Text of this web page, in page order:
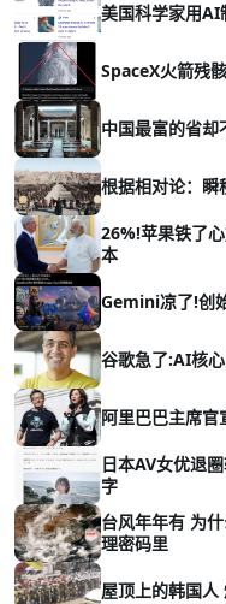
美国科学家用AI
SpaceX火箭残
中国最富的省却
根据相对论：瞬
26%!苹果铁了
本
Gemini凉了!创
谷歌急了:AI核
阿里巴巴主席官
日本AV女优退
字
台风年年有 为
理密码里
屋顶上的韩国人